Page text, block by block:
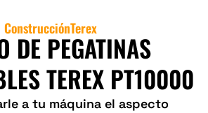
ConstrucciónTerex
DE PEGATINAS
TEREX PT10000
a tu máquina el aspecto